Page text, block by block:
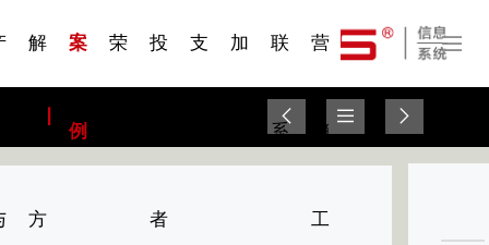
解
方
案
例
荣
投
者
支
加
联
系
营
销
工